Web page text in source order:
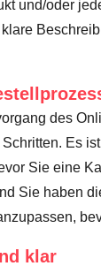
und/oder
des
Es
Sie eine
Sie haben
klar